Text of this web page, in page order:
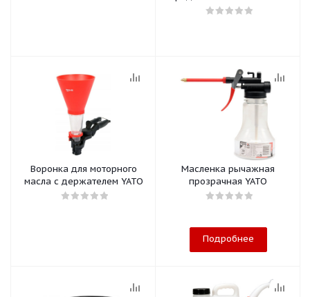
кейсе
Воронка для моторного
масла с держателем YATO
Масленка рычажная
прозрачная YATO
Подробнее